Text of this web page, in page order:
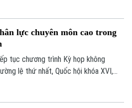
lực chuyên môn cao trong
tục chương trình Kỳ họp không
lệ thứ nhất, Quốc hội khóa XVI,